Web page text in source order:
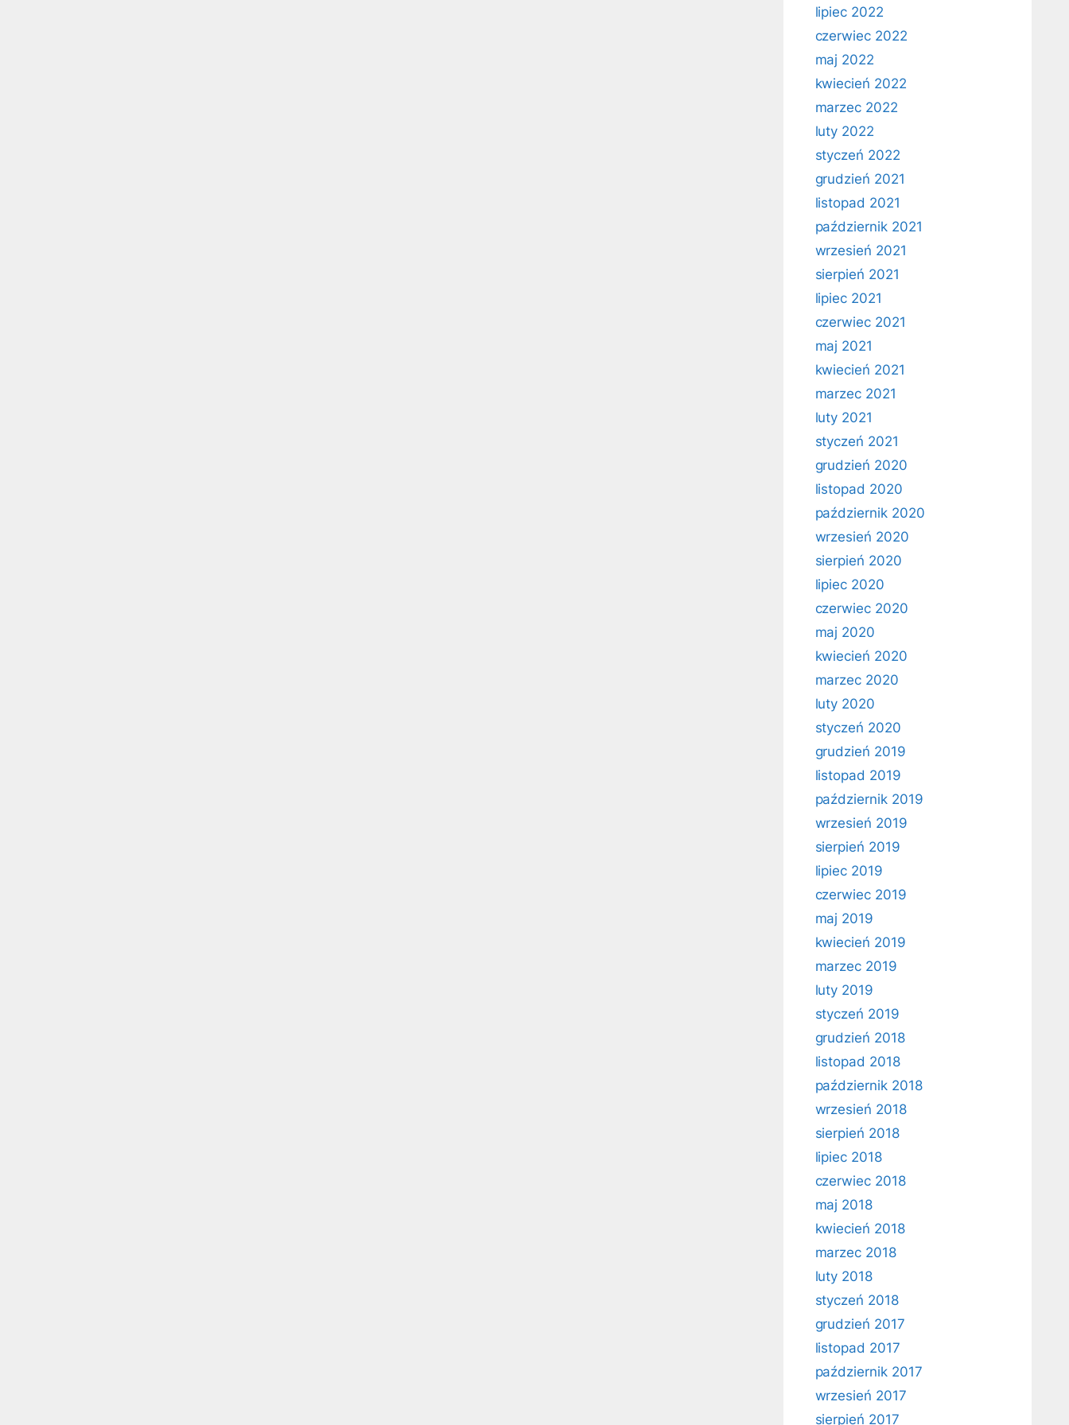
lipiec 2022
czerwiec 2022
maj 2022
kwiecień 2022
marzec 2022
luty 2022
styczeń 2022
grudzień 2021
listopad 2021
październik 2021
wrzesień 2021
sierpień 2021
lipiec 2021
czerwiec 2021
maj 2021
kwiecień 2021
marzec 2021
luty 2021
styczeń 2021
grudzień 2020
listopad 2020
październik 2020
wrzesień 2020
sierpień 2020
lipiec 2020
czerwiec 2020
maj 2020
kwiecień 2020
marzec 2020
luty 2020
styczeń 2020
grudzień 2019
listopad 2019
październik 2019
wrzesień 2019
sierpień 2019
lipiec 2019
czerwiec 2019
maj 2019
kwiecień 2019
marzec 2019
luty 2019
styczeń 2019
grudzień 2018
listopad 2018
październik 2018
wrzesień 2018
sierpień 2018
lipiec 2018
czerwiec 2018
maj 2018
kwiecień 2018
marzec 2018
luty 2018
styczeń 2018
grudzień 2017
listopad 2017
październik 2017
wrzesień 2017
sierpień 2017